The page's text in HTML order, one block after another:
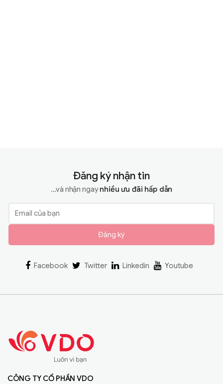
Đăng ký nhận tin
...và nhận ngaynhiều ưu đãi hấp dẫn
Đăng ký
Facebook Twitter Linkedin Youtube
CÔNG TY CỔ PHẦN VDO